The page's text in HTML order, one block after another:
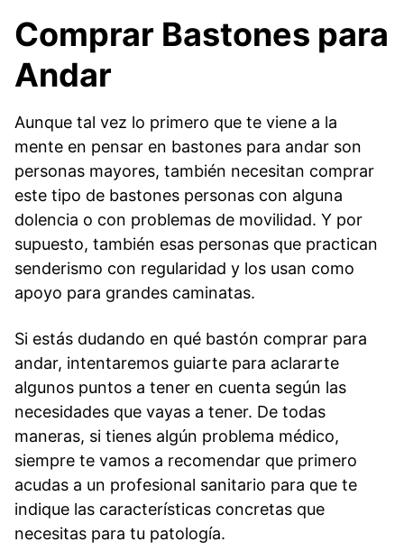
Comprar Bastones para
Andar
Aunque tal vez lo primero que te viene a la
mente en pensar en bastones para andar son
personas mayores, también necesitan comprar
este tipo de bastones personas con alguna
dolencia o con problemas de movilidad. Y por
supuesto, también esas personas que practican
senderismo con regularidad y los usan como
apoyo para grandes caminatas.
Si estás dudando en qué bastón comprar para
andar, intentaremos guiarte para aclararte
algunos puntos a tener en cuenta según las
necesidades que vayas a tener. De todas
maneras, si tienes algún problema médico,
siempre te vamos a recomendar que primero
acudas a un profesional sanitario para que te
indique las características concretas que
necesitas para tu patología.